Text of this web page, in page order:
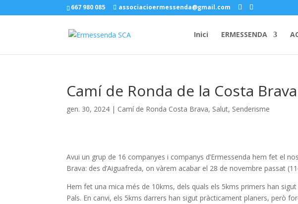
667 980 085 associacioermessenda@gmail.com
Inici ERMESSENDA
Camí de Ronda de la Costa
gen. 30, 2024 | Camí de Ronda Costa Brava, Salut, Senderisme
Avui un grup de 16 companyes i companys d’Ermessenda hem fet el
Brava: des d’Aiguafreda, on vàrem acabar el 28 de novembre passat
Hem fet una mica més de 10kms, dels quals els 5kms primers han
Pals. En canvi, els 5kms darrers han sigut pràcticament planers, però